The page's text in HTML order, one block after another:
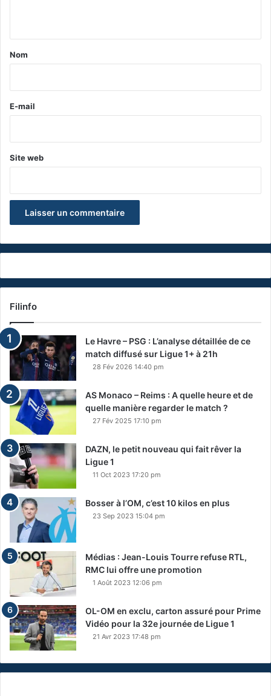
a
e
Nom
E-mail
Site web
Filinfo
Le Havre – PSG : L’analyse détaillée de ce
match diffusé sur Ligue 1+ à 21h
28 Fév 2026 14:40 pm
AS Monaco – Reims : A quelle heure et de
quelle manière regarder le match ?
27 Fév 2025 17:10 pm
DAZN, le petit nouveau qui fait rêver la
Ligue 1
11 Oct 2023 17:20 pm
Bosser à l’OM, c’est 10 kilos en plus
23 Sep 2023 15:04 pm
Médias : Jean-Louis Tourre refuse RTL,
RMC lui offre une promotion
1 Août 2023 12:06 pm
OL-OM en exclu, carton assuré pour Prime
Vidéo pour la 32e journée de Ligue 1
21 Avr 2023 17:48 pm